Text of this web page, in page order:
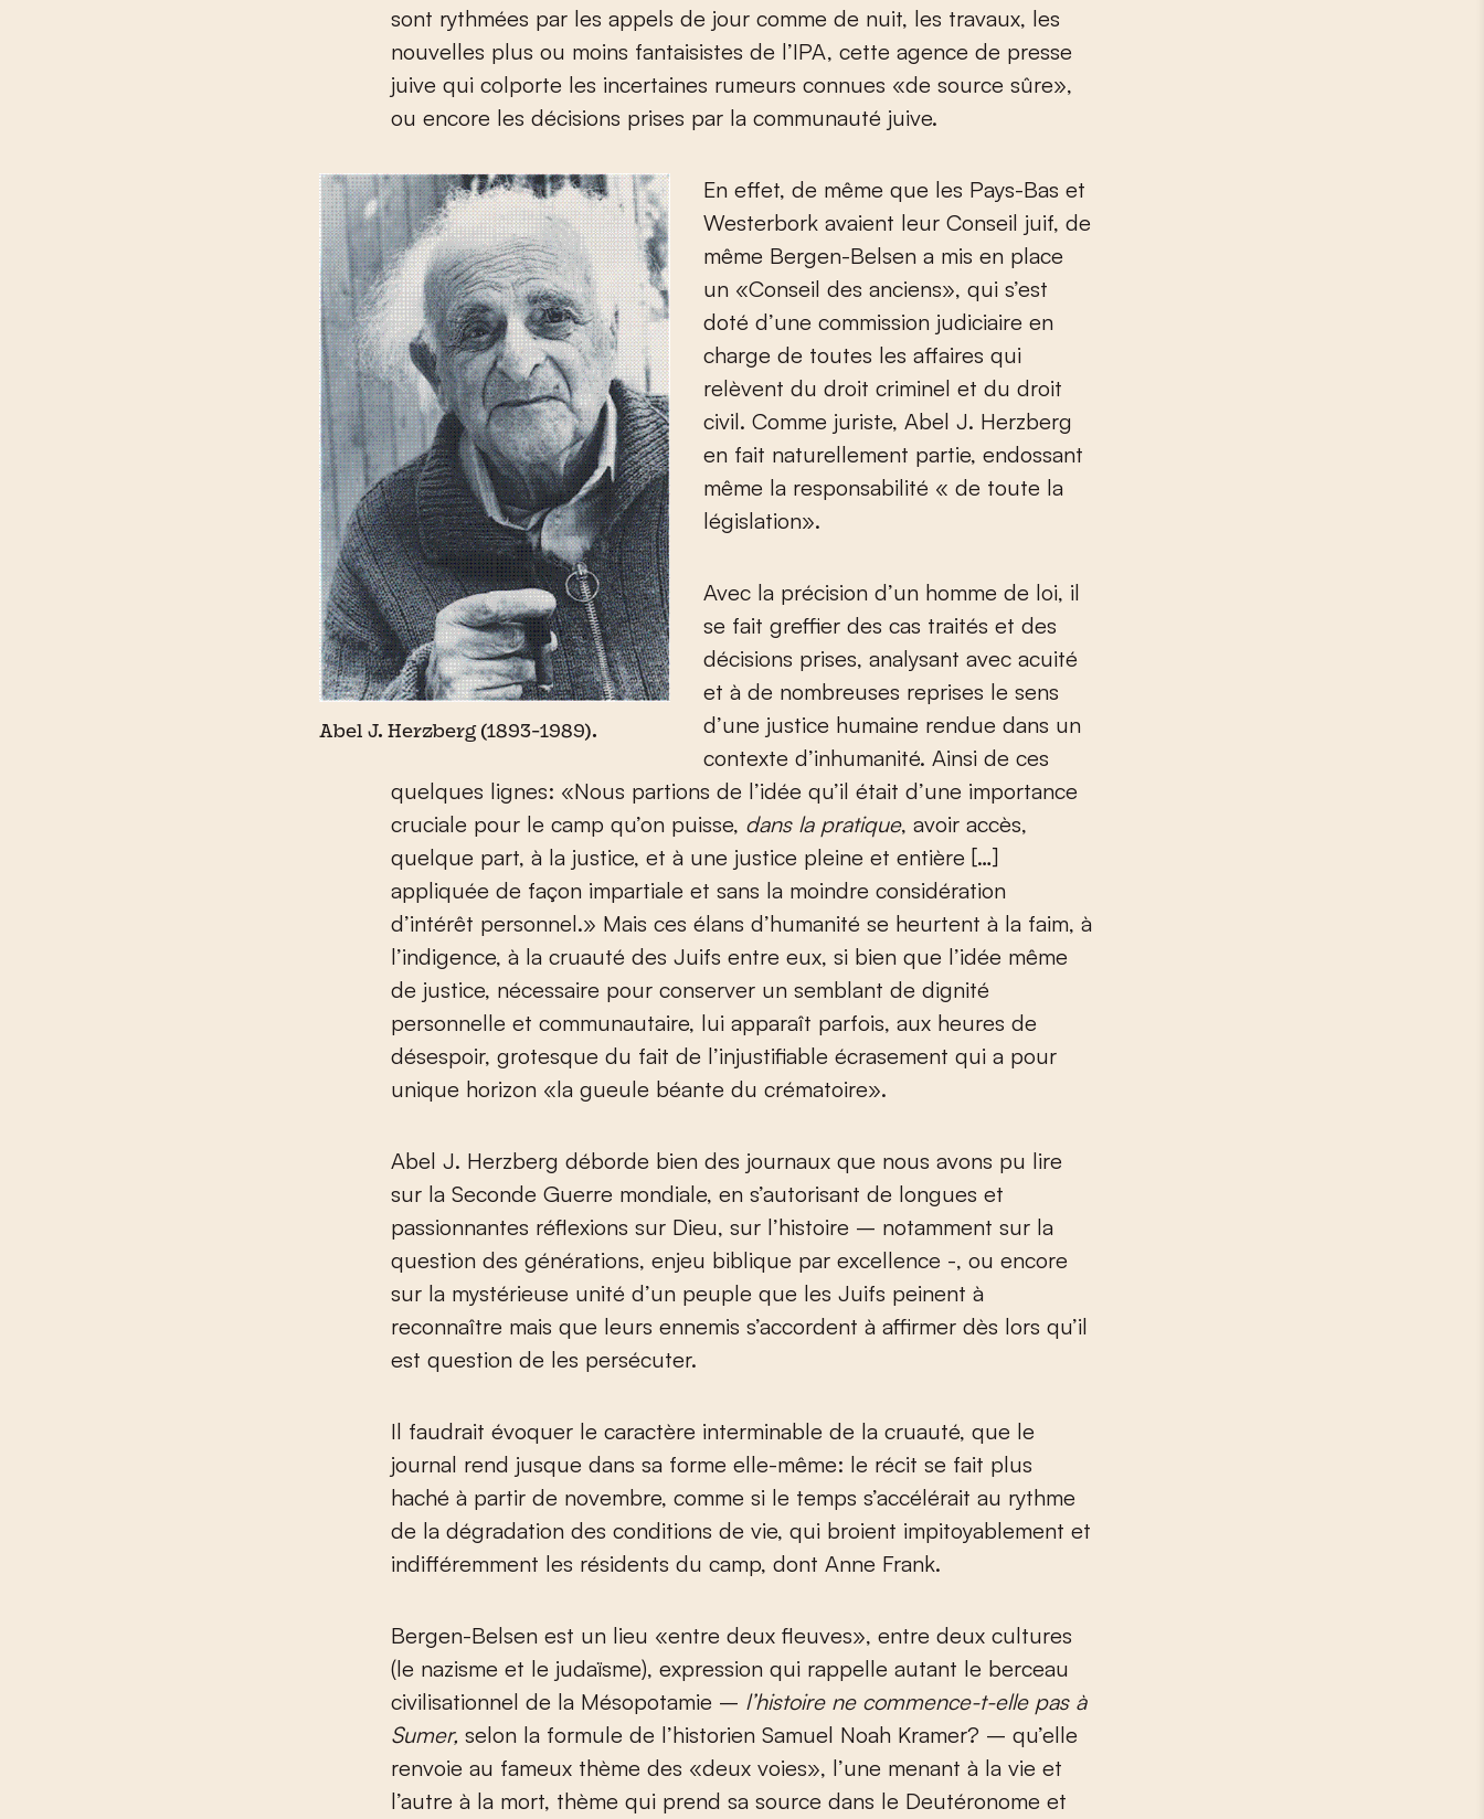
sont rythmées par les appels de jour comme de nuit, les travaux, les
nouvelles plus ou moins fantaisistes de l’IPA, cette agence de presse
juive qui colporte les incertaines rumeurs connues «de source sûre»,
ou encore les décisions prises par la communauté juive.
Abel J. Herzberg (1893-1989).
En effet, de même que les Pays-Bas et
Westerbork avaient leur Conseil juif, de
même Bergen-Belsen a mis en place
un «Conseil des anciens», qui s’est
doté d’une commission judiciaire en
charge de toutes les affaires qui
relèvent du droit criminel et du droit
civil. Comme juriste, Abel J. Herzberg
en fait naturellement partie, endossant
même la responsabilité « de toute la
législation».
Avec la précision d’un homme de loi, il
se fait greffier des cas traités et des
décisions prises, analysant avec acuité
et à de nombreuses reprises le sens
d’une justice humaine rendue dans un
contexte d’inhumanité. Ainsi de ces
quelques lignes: «Nous partions de l’idée qu’il était d’une importance
cruciale pour le camp qu’on puisse, dans la pratique, avoir accès,
quelque part, à la justice, et à une justice pleine et entière […]
appliquée de façon impartiale et sans la moindre considération
d’intérêt personnel.» Mais ces élans d’humanité se heurtent à la faim, à
l’indigence, à la cruauté des Juifs entre eux, si bien que l’idée même
de justice, nécessaire pour conserver un semblant de dignité
personnelle et communautaire, lui apparaît parfois, aux heures de
désespoir, grotesque du fait de l’injustifiable écrasement qui a pour
unique horizon «la gueule béante du crématoire».
Abel J. Herzberg déborde bien des journaux que nous avons pu lire
sur la Seconde Guerre mondiale, en s’autorisant de longues et
passionnantes réflexions sur Dieu, sur l’histoire – notamment sur la
question des générations, enjeu biblique par excellence -, ou encore
sur la mystérieuse unité d’un peuple que les Juifs peinent à
reconnaître mais que leurs ennemis s’accordent à affirmer dès lors qu’il
est question de les persécuter.
Il faudrait évoquer le caractère interminable de la cruauté, que le
journal rend jusque dans sa forme elle-même: le récit se fait plus
haché à partir de novembre, comme si le temps s’accélérait au rythme
de la dégradation des conditions de vie, qui broient impitoyablement et
indifféremment les résidents du camp, dont Anne Frank.
Bergen-Belsen est un lieu «entre deux fleuves», entre deux cultures
(le nazisme et le judaïsme), expression qui rappelle autant le berceau
civilisationnel de la Mésopotamie – l’histoire ne commence-t-elle pas à
Sumer, selon la formule de l’historien Samuel Noah Kramer? – qu’elle
renvoie au fameux thème des «deux voies», l’une menant à la vie et
l’autre à la mort, thème qui prend sa source dans le Deutéronome et